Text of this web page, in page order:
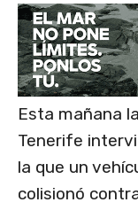
Esta mañana
Tenerife
la que un
colisionó